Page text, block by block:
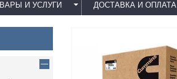
И УСЛУГИ ДОСТАВКА И ОПЛАТА